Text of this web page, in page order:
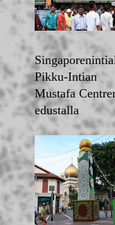
Pikku-Intian
Mustafa
edustalla